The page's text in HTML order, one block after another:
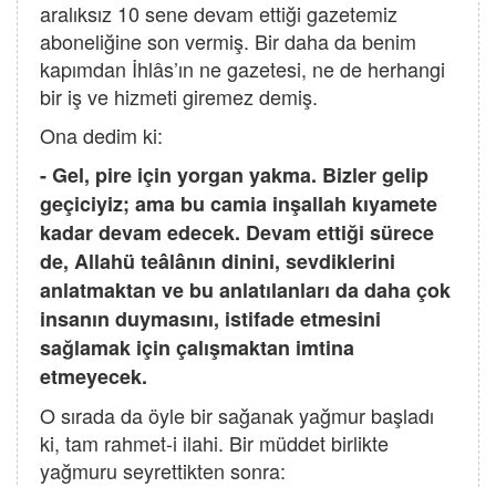
aralıksız 10 sene devam ettiği gazetemiz
aboneliğine son vermiş. Bir daha da benim
kapımdan İhlâs’ın ne gazetesi, ne de herhangi
bir iş ve hizmeti giremez demiş.
Ona dedim ki:
- Gel, pire için yorgan yakma. Bizler gelip
geçiciyiz; ama bu camia inşallah kıyamete
kadar devam edecek. Devam ettiği sürece
de, Allahü teâlânın dinini, sevdiklerini
anlatmaktan ve bu anlatılanları da daha çok
insanın duymasını, istifade etmesini
sağlamak için çalışmaktan imtina
etmeyecek.
O sırada da öyle bir sağanak yağmur başladı
ki, tam rahmet-i ilahi. Bir müddet birlikte
yağmuru seyrettikten sonra: